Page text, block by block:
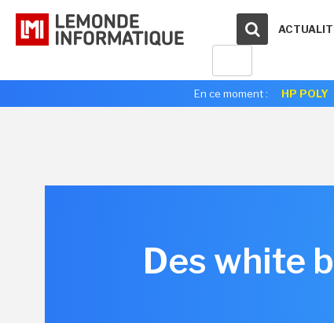
En ce moment : HP POLY
Des white